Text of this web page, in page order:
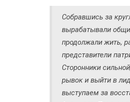
Собравшись за
вырабатывали
продолжали жить,
представители
Сторонники
рывок и выйти в
выступаем за